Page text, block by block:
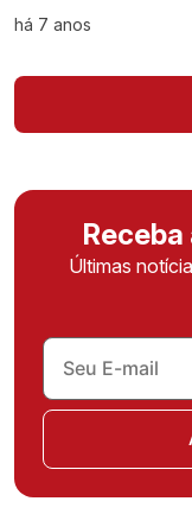
há 7 anos
Últimas